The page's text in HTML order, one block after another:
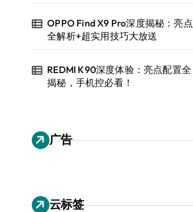
OPPO Find X9 Pro深度揭秘：亮点
全解析+超实用技巧大放送
REDMI K90深度体验：亮点配置全
揭秘，手机控必看！
广告
云标签